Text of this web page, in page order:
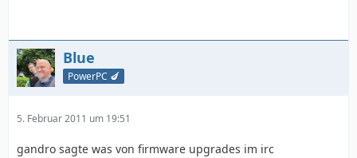
Blue
PowerPC 🍆
5. Februar 2011 um 19:51
gandro sagte was von firmware upgrades im irc